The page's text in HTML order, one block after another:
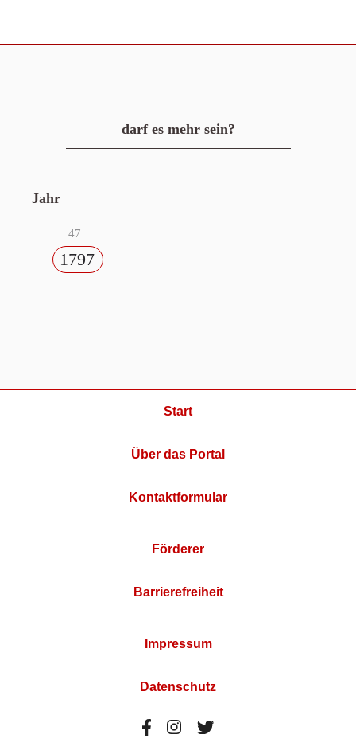
darf es mehr sein?
Jahr
47
1797
Start
Über das Portal
Kontaktformular
Förderer
Barrierefreiheit
Impressum
Datenschutz